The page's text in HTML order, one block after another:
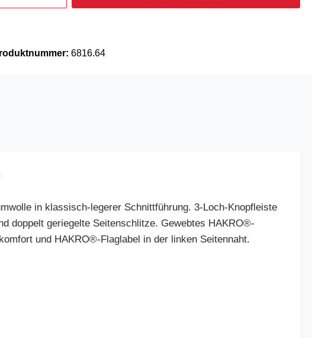
6816.64
in klassisch-legerer Schnittführung. 3-Loch-Knopfleiste
doppelt geriegelte Seitenschlitze. Gewebtes HAKRO®-
und HAKRO®-Flaglabel in der linken Seitennaht.